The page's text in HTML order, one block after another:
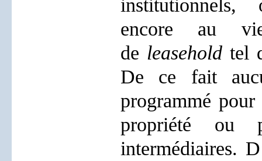
encore au
de leaseholdtel
De ce fait
programmé pour
propriété ou
intermédiaires.